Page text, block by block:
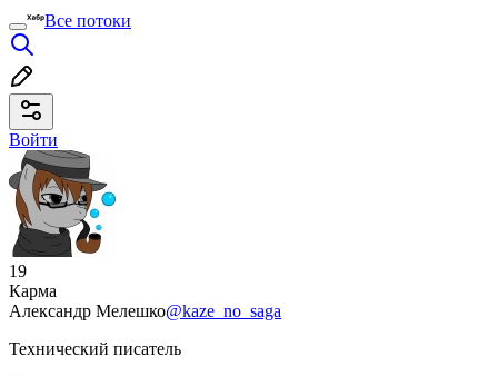
Все потоки
Войти
19
Карма
Александр Мелешко@kaze_no_saga
Технический писатель